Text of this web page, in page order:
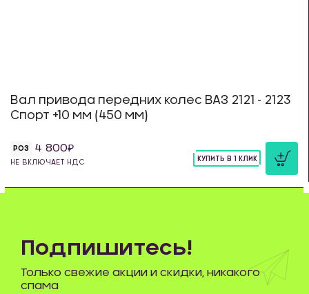
Вал привода передних колес ВАЗ 2121 - 2123
Спорт +10 мм (450 мм)
РОЗ 4 800
НЕ ВКЛЮЧАЕТ НДС
КУПИТЬ В 1 КЛИК
Подпишитесь!
Только свежие акции и скидки, никакого
спама